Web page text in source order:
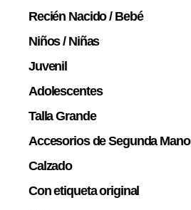
Recién Nacido / Bebé
Niños / Niñas
Juvenil
Adolescentes
Talla Grande
Accesorios de Segunda Mano
Calzado
Con etiqueta original